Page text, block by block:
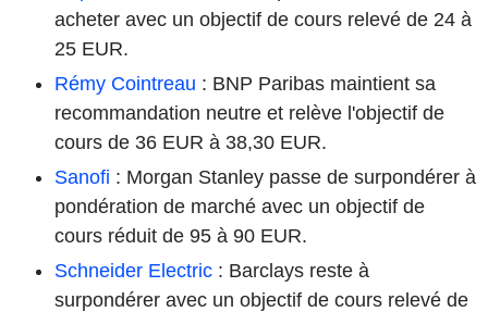
acheter avec un objectif de cours relevé de 24 à
25 EUR.
Rémy Cointreau : BNP Paribas maintient sa
recommandation neutre et relève l'objectif de
cours de 36 EUR à 38,30 EUR.
Sanofi : Morgan Stanley passe de surpondérer à
pondération de marché avec un objectif de
cours réduit de 95 à 90 EUR.
Schneider Electric : Barclays reste à
surpondérer avec un objectif de cours relevé de